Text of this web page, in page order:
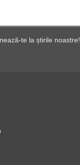
te la știrile noastre!